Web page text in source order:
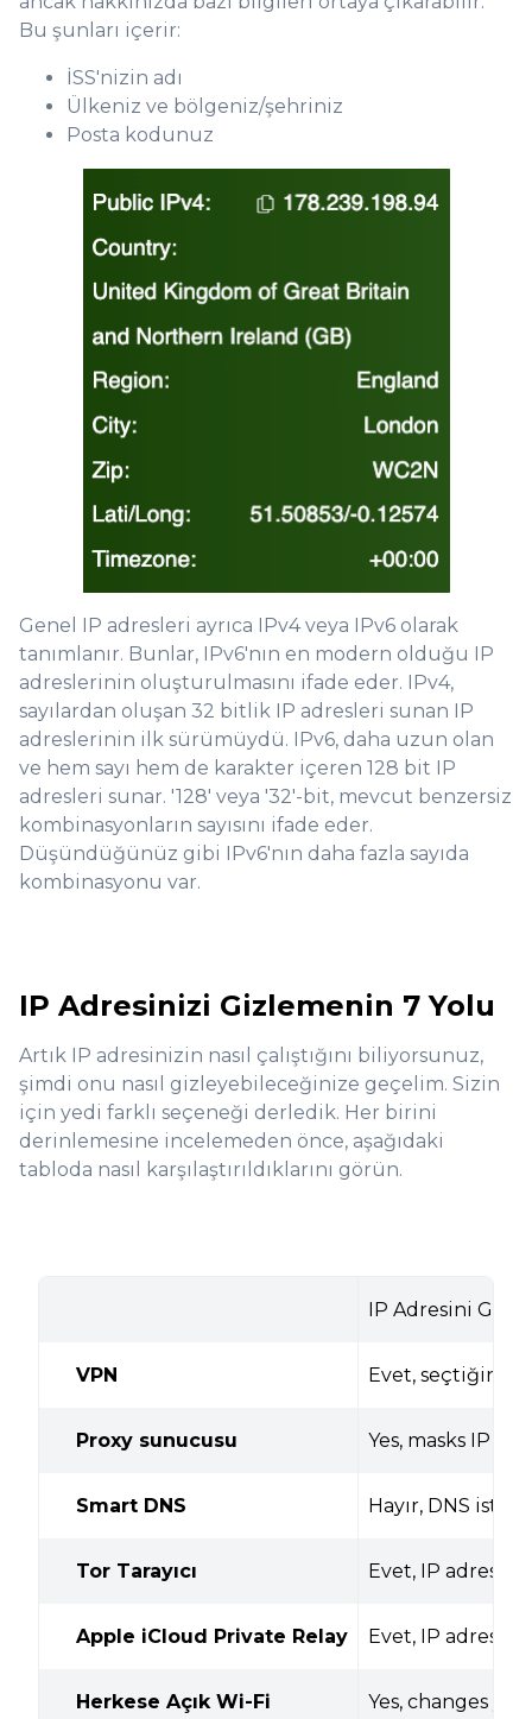
Bu şunları içerir:
İSS'nizin adı
Ülkeniz ve bölgeniz/şehriniz
Posta kodunuz
Genel IP adresleri ayrıca IPv4 veya IPv6 olarak
tanımlanır. Bunlar, IPv6'nın en modern olduğu IP
adreslerinin oluşturulmasını ifade eder. IPv4,
sayılardan oluşan 32 bitlik IP adresleri sunan IP
adreslerinin ilk sürümüydü. IPv6, daha uzun olan
ve hem sayı hem de karakter içeren 128 bit IP
adresleri sunar. '128' veya '32'-bit, mevcut benzersiz
kombinasyonların sayısını ifade eder.
Düşündüğünüz gibi IPv6'nın daha fazla sayıda
kombinasyonu var.
IP Adresinizi Gizlemenin 7 Yolu
Artık IP adresinizin nasıl çalıştığını biliyorsunuz,
şimdi onu nasıl gizleyebileceğinize geçelim. Sizin
için yedi farklı seçeneği derledik. Her birini
derinlemesine incelemeden önce, aşağıdaki
tabloda nasıl karşılaştırıldıklarını görün.
IP Adresini
VPN Evet, seçtiğiniz
Proxy sunucusu Yes, masks IP
Smart DNS Hayır, DNS
Tor Tarayıcı Evet, IP
Apple iCloud Private Relay Evet, IP
Herkese Açık Wi-Fi Yes, changes